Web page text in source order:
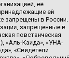
её
ей
запрещены в России.
запрещенные в
повстанческая
«Аль-Каида», «УНА-
«Свидетели